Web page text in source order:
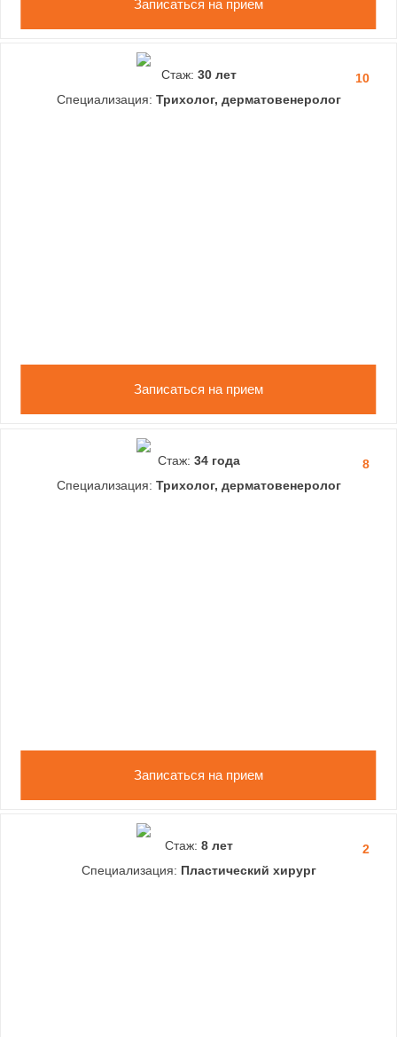
Записаться на прием
10
Стаж: 30 лет
Специализация: Трихолог, дерматовенеролог
Записаться на прием
8
Стаж: 34 года
Специализация: Трихолог, дерматовенеролог
Записаться на прием
2
Стаж: 8 лет
Специализация: Пластический хирург